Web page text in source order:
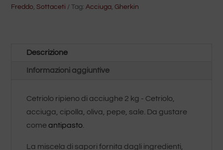
Freddo,Sottaceti Tag:Acciuga,Gherkin
Descrizione
Informazioni aggiuntive
Cetriolo ripieno di acciughe 2 kg - Cetriolo,
acciuga, cipolla, oliva, pepe, sale. Da gustare
comeantipasto
La miscela di sapori fornita dagli ingredienti,